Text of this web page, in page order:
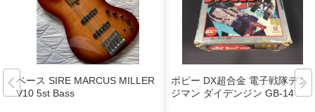
ベース SIRE MARCUS MILLER
V10 5st Bass
ポピー DX超合金 電子戦隊デン
ジマン ダイデンジン GB-14